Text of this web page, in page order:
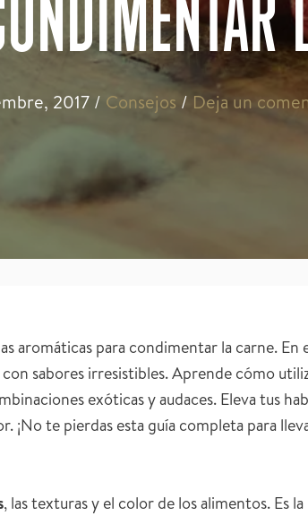
2017 / Consejos / Deja un
aromáticas para condimentar la carne.
sabores irresistibles. Aprende cómo
exóticas y audaces. Eleva tus
¡No te pierdas esta guía completa para
, las texturas y el color de los alimentos. Es